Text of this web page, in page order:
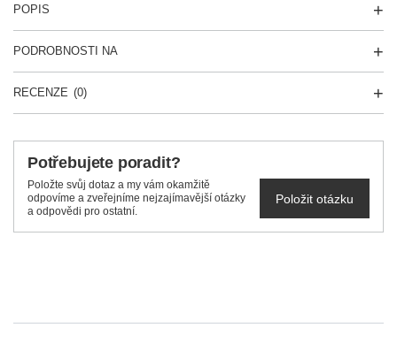
POPIS
PODROBNOSTI NA
RECENZE (0)
Potřebujete poradit?
Položte svůj dotaz a my vám okamžitě
odpovíme a zveřejníme nejzajímavější otázky
a odpovědi pro ostatní.
Položit otázku